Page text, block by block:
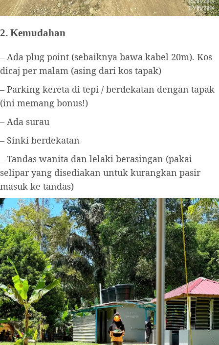
2. Kemudahan
– Ada plug point (sebaiknya bawa kabel 20m). Kos
dicaj per malam (asing dari kos tapak)
– Parking kereta di tepi / berdekatan dengan tapak
(ini memang bonus!)
– Ada surau
– Sinki berdekatan
– Tandas wanita dan lelaki berasingan (pakai
selipar yang disediakan untuk kurangkan pasir
masuk ke tandas)